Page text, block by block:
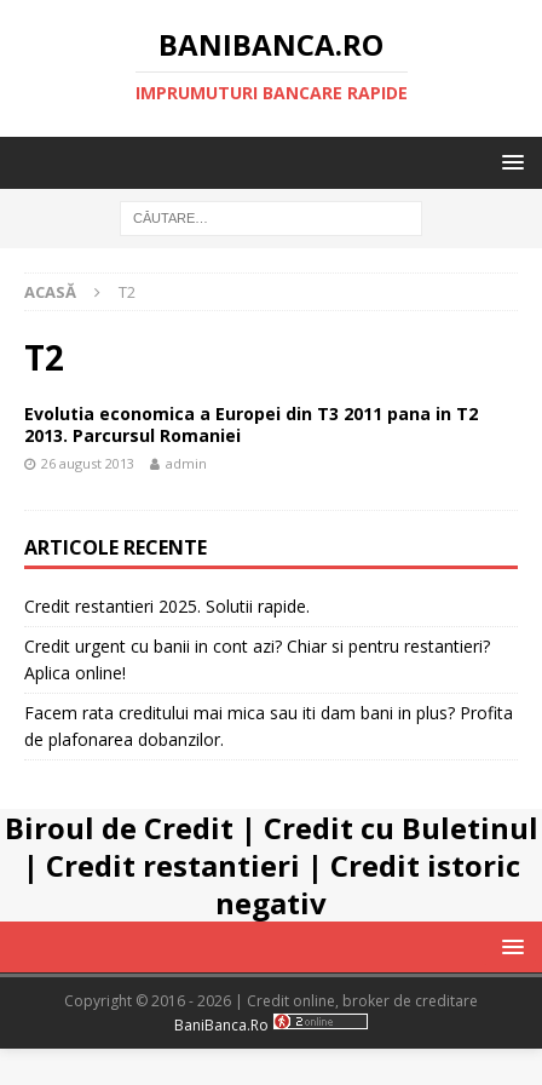
BANIBANCA.RO
IMPRUMUTURI BANCARE RAPIDE
ACASĂ T2
T2
Evolutia economica a Europei din T3 2011 pana in T2
2013. Parcursul Romaniei
26 august 2013 admin
ARTICOLE RECENTE
Credit restantieri 2025. Solutii rapide.
Credit urgent cu banii in cont azi? Chiar si pentru restantieri?
Aplica online!
Facem rata creditului mai mica sau iti dam bani in plus? Profita
de plafonarea dobanzilor.
Biroul de Credit | Credit cu Buletinul
| Credit restantieri | Credit istoric
negativ
Copyright © 2016 - 2026 | Credit online, broker de creditare
BaniBanca.Ro